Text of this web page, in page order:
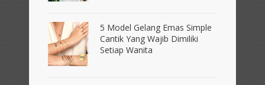
5 Model Gelang Emas Simple
Cantik Yang Wajib Dimiliki
Setiap Wanita